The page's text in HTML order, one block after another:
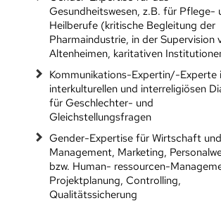
Gesundheitswesen, z.B. für Pflege-
Heilberufe (kritische Begleitung der
Pharmaindustrie, in der Supervision
Altenheimen, karitativen
Kommunikations-Expertin/-Experte
interkulturellen und interreligiösen
für Geschlechter- und
Gleichstellungsfragen
Gender-Expertise für Wirtschaft
Management, Marketing,
bzw. Human- ressourcen-
Projektplanung, Controlling,
Qualitätssicherung